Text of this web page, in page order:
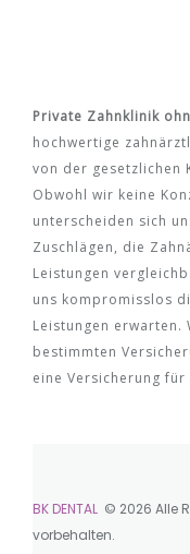
Private Zahnklinik
hochwertige
von der gesetzlichen
Obwohl wir keine
unterscheiden sich
Zuschlägen, die
Leistungen
uns kompromisslos
Leistungen erwarten.
bestimmten
eine Versicherung
BK DENTAL © 2026 Alle
vorbehalten.